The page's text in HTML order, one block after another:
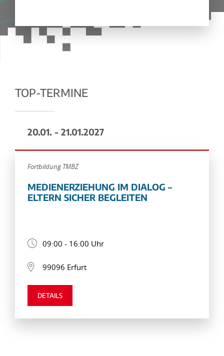
TOP-TERMINE
20.01. - 21.01.2027
Fortbildung TMBZ
MEDIENERZIEHUNG IM DIALOG –
ELTERN SICHER BEGLEITEN
09:00 - 16:00 Uhr
99096 Erfurt
DETAILS